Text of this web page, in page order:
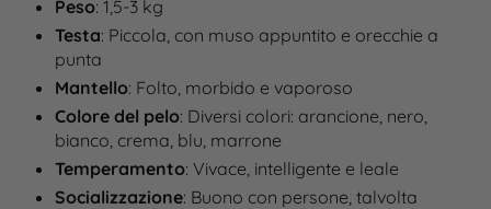
Peso: 1,5-3 kg
Testa: Piccola, con muso appuntito e orecchie a
punta
Mantello: Folto, morbido e vaporoso
Colore del pelo: Diversi colori: arancione, nero,
bianco, crema, blu, marrone
Temperamento: Vivace, intelligente e leale
Socializzazione: Buono con persone, talvolta